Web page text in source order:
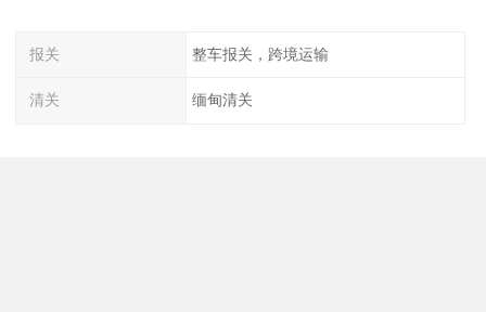
报关 整车报关，跨境运输
清关 缅甸清关